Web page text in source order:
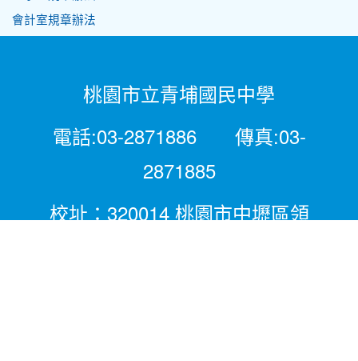
會計室規章辦法
桃園市立青埔國民中學
電話:03-2871886 傳真:03-
2871885
校址：320014 桃園市中壢區領